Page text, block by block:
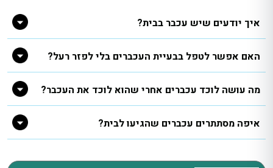
איך יודעים שיש עכבר בבית?
האם אפשר לטפל בבעיית העכברים בלי לפזר רעל?
מה עושה לוכד עכברים אחרי שהוא לוכד את העכבר?
איפה מסתתרים עכברים שהגיעו לבית?